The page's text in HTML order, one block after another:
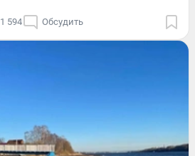
1 594 Обсудить